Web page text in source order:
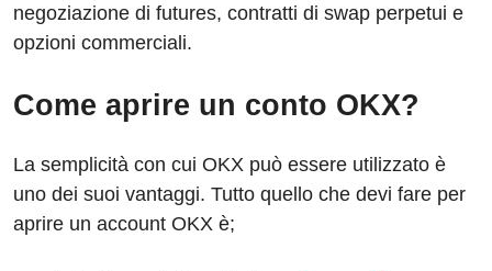
negoziazione di futures, contratti di swap perpetui e
opzioni commerciali.
Come aprire un conto OKX?
La semplicità con cui OKX può essere utilizzato è
uno dei suoi vantaggi. Tutto quello che devi fare per
aprire un account OKX è;